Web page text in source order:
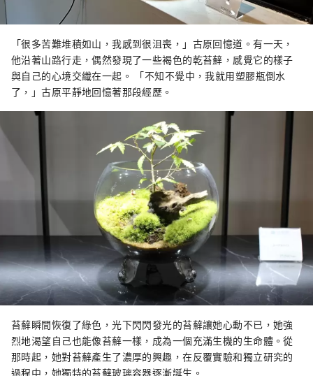
「很多苦難堆積如山，我感到很沮喪，」古原回憶道。有一天，
他沿著山路行走，偶然發現了一些褐色的乾苔蘚，感覺它的樣子
與自己的心境交織在一起。 「不知不覺中，我就用塑膠瓶倒水
了，」古原平靜地回憶著那段經歷。
苔蘚瞬間恢復了綠色，光下閃閃發光的苔蘚讓她心動不已，她強
烈地渴望自己也能像苔蘚一樣，成為一個充滿生機的生命體。從
那時起，她對苔蘚產生了濃厚的興趣，在反覆實驗和獨立研究的
過程中，她獨特的苔蘚玻璃容器逐漸誕生。